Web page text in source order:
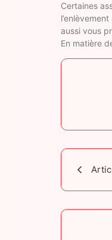
Certaines
aussi vous
En matière